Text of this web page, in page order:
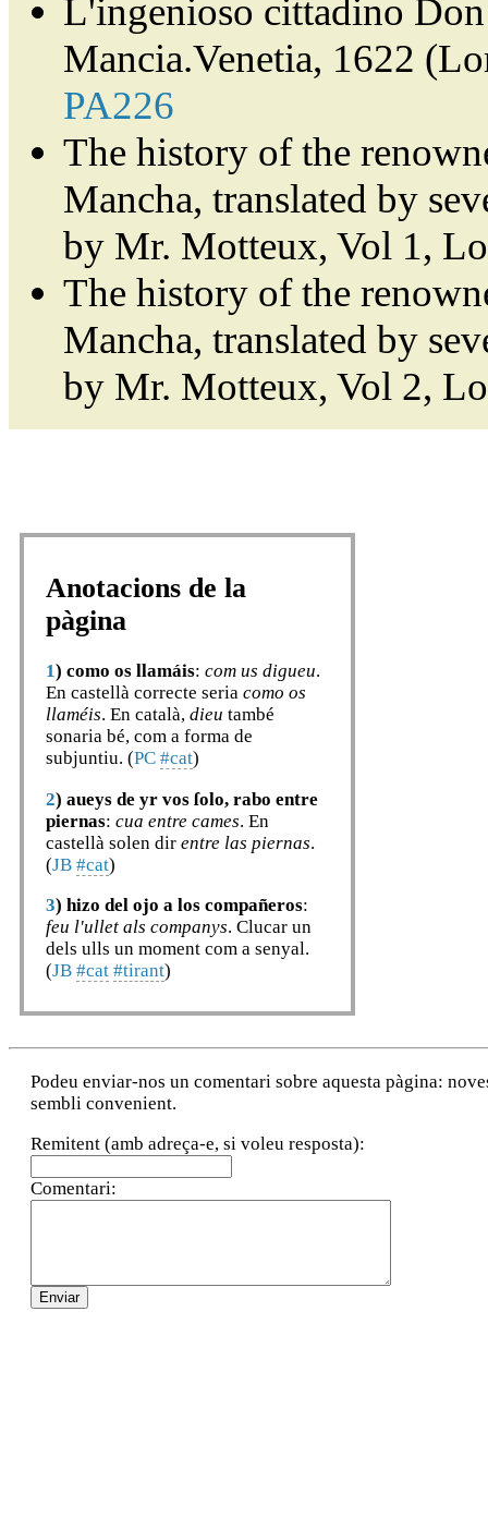
L'ingenioso cittadino
Mancia.Venetia, 1622
PA226
The history of the
Mancha, translated by
by Mr. Motteux, Vol 1,
The history of the
Mancha, translated by
by Mr. Motteux, Vol 2,
Anotacions de la
pàgina
1) como os llamáis: com us digueu.
En castellà correcte seria como os
llaméis. En català, dieu també
sonaria bé, com a forma de
subjuntiu. (PC #cat)
2) aueys de yr vos ſolo, rabo entre
piernas: cua entre cames. En
castellà solen dir entre las piernas.
(JB #cat)
3) hizo del ojo a los compañeros:
feu l'ullet als companys. Clucar un
dels ulls un moment com a senyal.
(JB #cat #tirant)
Podeu enviar-nos un comentari sobre aquesta pàgina:
sembli convenient.
Remitent (amb adreça-e, si voleu resposta):
Comentari: